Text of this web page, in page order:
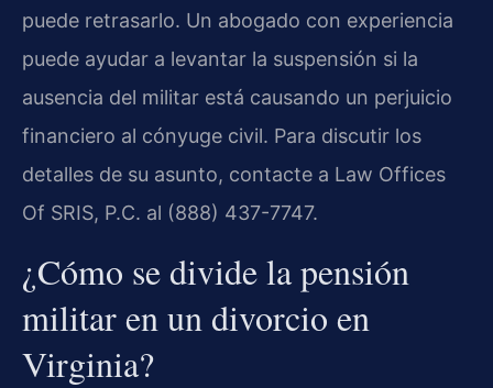
puede retrasarlo. Un abogado con experiencia
puede ayudar a levantar la suspensión si la
ausencia del militar está causando un perjuicio
financiero al cónyuge civil. Para discutir los
detalles de su asunto, contacte a Law Offices
Of SRIS, P.C. al (888) 437-7747.
¿Cómo se divide la pensión
militar en un divorcio en
Virginia?